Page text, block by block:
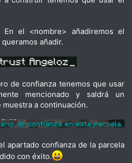
En el <nombre> añadiremos el
añadir.
de confianza tenemos que usar
mencionado y saldrá un
a continuación.
apartado confianza de la parcela
con éxito.